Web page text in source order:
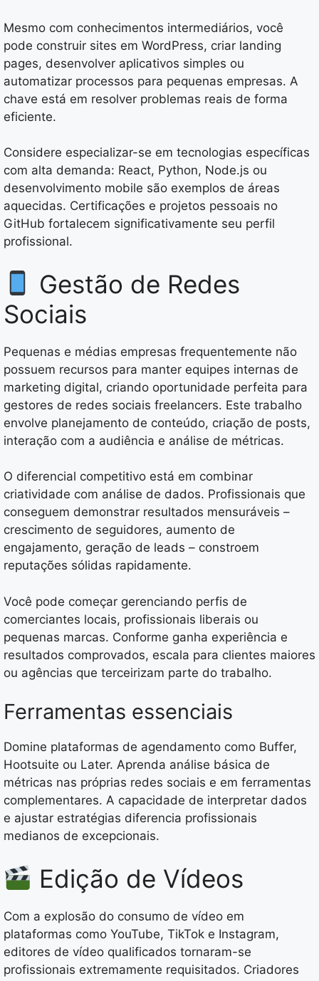
Mesmo com conhecimentos intermediários, você
pode construir sites em WordPress, criar landing
pages, desenvolver aplicativos simples ou
automatizar processos para pequenas empresas. A
chave está em resolver problemas reais de forma
eficiente.
Considere especializar-se em tecnologias específicas
com alta demanda: React, Python, Node.js ou
desenvolvimento mobile são exemplos de áreas
aquecidas. Certificações e projetos pessoais no
GitHub fortalecem significativamente seu perfil
profissional.
Gestão de Redes
Sociais
Pequenas e médias empresas frequentemente não
possuem recursos para manter equipes internas de
marketing digital, criando oportunidade perfeita para
gestores de redes sociais freelancers. Este trabalho
envolve planejamento de conteúdo, criação de posts,
interação com a audiência e análise de métricas.
O diferencial competitivo está em combinar
criatividade com análise de dados. Profissionais que
conseguem demonstrar resultados mensuráveis –
crescimento de seguidores, aumento de
engajamento, geração de leads – constroem
reputações sólidas rapidamente.
Você pode começar gerenciando perfis de
comerciantes locais, profissionais liberais ou
pequenas marcas. Conforme ganha experiência e
resultados comprovados, escala para clientes maiores
ou agências que terceirizam parte do trabalho.
Ferramentas essenciais
Domine plataformas de agendamento como Buffer,
Hootsuite ou Later. Aprenda análise básica de
métricas nas próprias redes sociais e em ferramentas
complementares. A capacidade de interpretar dados
e ajustar estratégias diferencia profissionais
medianos de excepcionais.
Edição de Vídeos
Com a explosão do consumo de vídeo em
plataformas como YouTube, TikTok e Instagram,
editores de vídeo qualificados tornaram-se
profissionais extremamente requisitados. Criadores